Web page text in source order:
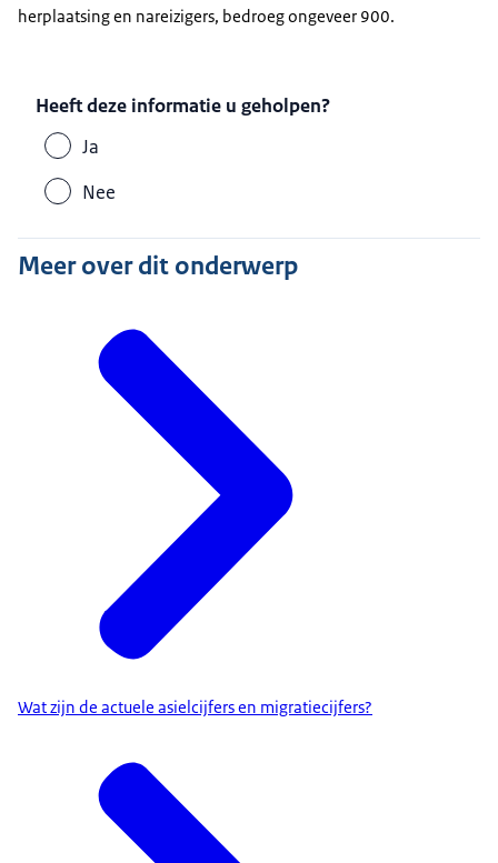
herplaatsing en nareizigers, bedroeg ongeveer 900.
Heeft deze informatie u geholpen?
Ja
Nee
Meer over dit onderwerp
Wat zijn de actuele asielcijfers en migratiecijfers?